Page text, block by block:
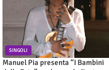
SINGOLI
Manuel Pia presenta “I Bambini